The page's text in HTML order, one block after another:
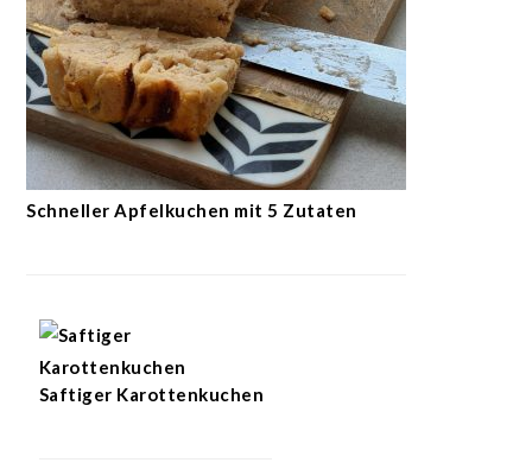
Schneller Apfelkuchen mit 5 Zutaten
Saftiger Karottenkuchen